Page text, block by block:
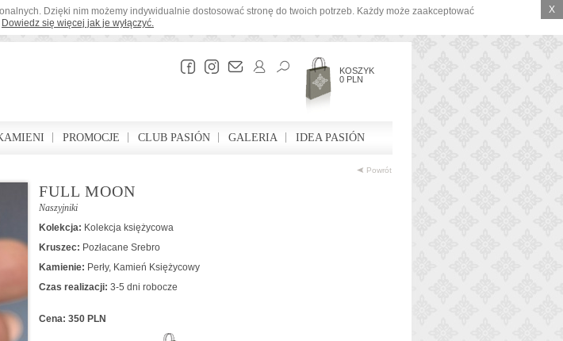
Dzięki nim możemy indywidualnie dostosować stronę do twoich potrzeb. Każdy może zaakceptować
Dowiedz się więcej jak je wyłączyć.
X
PROMOCJE CLUB PASIÓN GALERIA IDEA PASIÓN
KOSZYK
0 PLN
Powrót
FULL MOON
Naszyjniki
Kolekcja: Kolekcja księżycowa
Kruszec: Pozłacane Srebro
Kamienie: Perły, Kamień Księżycowy
Czas realizacji: 3-5 dni robocze
Cena: 350 PLN